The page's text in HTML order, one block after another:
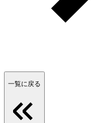
一覧に戻る